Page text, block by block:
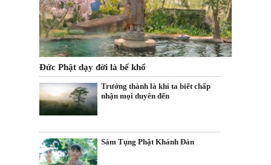
Đức Phật dạy đời là bể khổ
Trưởng thành là khi ta biết chấp
nhận mọi duyên đến
Sám Tụng Phật Khánh Đản